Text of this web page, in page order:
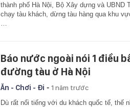
thành phố Hà Nội, Bộ Xây dựng và UBND
chạy tàu khách, dừng tàu hàng qua khu
Báo nước ngoài nói 1 điều
đường tàu ở Hà Nội
Ăn - Chơi - Đi - 1 năm trước
Dù rất nổi tiếng với du khách quốc tế, thế